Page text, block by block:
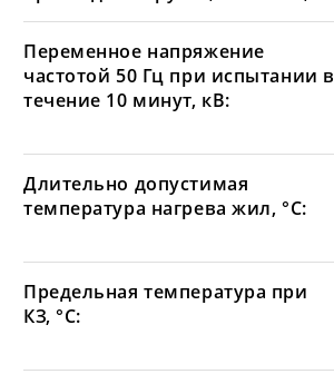
Переменное напряжение
частотой 50 Гц при испытании в
течение 10 минут, кВ:
Длительно допустимая
температура нагрева жил, °С:
Предельная температура при
КЗ, °С: